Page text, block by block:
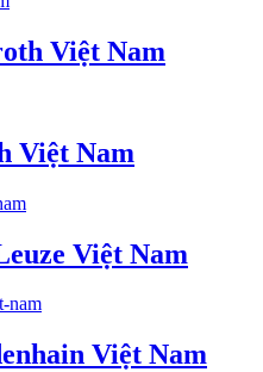
Việt Nam
Việt Nam
Việt Nam
Việt Nam